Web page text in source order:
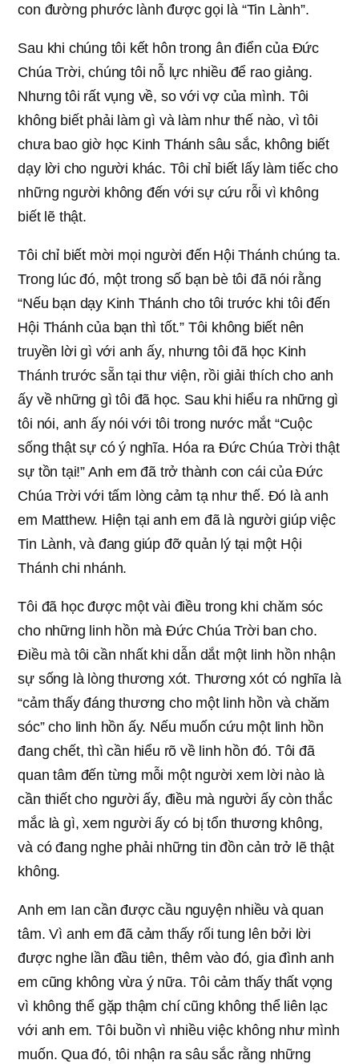
con đường phước lành được gọi là “Tin Lành”.
Sau khi chúng tôi kết hôn trong ân điển của Đức
Chúa Trời, chúng tôi nỗ lực nhiều để rao giảng.
Nhưng tôi rất vụng về, so với vợ của mình. Tôi
không biết phải làm gì và làm như thế nào, vì tôi
chưa bao giờ học Kinh Thánh sâu sắc, không biết
dạy lời cho người khác. Tôi chỉ biết lấy làm tiếc cho
những người không đến với sự cứu rỗi vì không
biết lẽ thật.
Tôi chỉ biết mời mọi người đến Hội Thánh chúng ta.
Trong lúc đó, một trong số bạn bè tôi đã nói rằng
“Nếu bạn dạy Kinh Thánh cho tôi trước khi tôi đến
Hội Thánh của bạn thì tốt.” Tôi không biết nên
truyền lời gì với anh ấy, nhưng tôi đã học Kinh
Thánh trước sẵn tại thư viện, rồi giải thích cho anh
ấy về những gì tôi đã học. Sau khi hiểu ra những gì
tôi nói, anh ấy nói với tôi trong nước mắt “Cuộc
sống thật sự có ý nghĩa. Hóa ra Đức Chúa Trời thật
sự tồn tại!” Anh em đã trở thành con cái của Đức
Chúa Trời với tấm lòng cảm tạ như thế. Đó là anh
em Matthew. Hiện tại anh em đã là người giúp việc
Tin Lành, và đang giúp đỡ quản lý tại một Hội
Thánh chi nhánh.
Tôi đã học được một vài điều trong khi chăm sóc
cho những linh hồn mà Đức Chúa Trời ban cho.
Điều mà tôi cần nhất khi dẫn dắt một linh hồn nhận
sự sống là lòng thương xót. Thương xót có nghĩa là
“cảm thấy đáng thương cho một linh hồn và chăm
sóc” cho linh hồn ấy. Nếu muốn cứu một linh hồn
đang chết, thì cần hiểu rõ về linh hồn đó. Tôi đã
quan tâm đến từng mỗi một người xem lời nào là
cần thiết cho người ấy, điều mà người ấy còn thắc
mắc là gì, xem người ấy có bị tổn thương không,
và có đang nghe phải những tin đồn cản trở lẽ thật
không.
Anh em Ian cần được cầu nguyện nhiều và quan
tâm. Vì anh em đã cảm thấy rối tung lên bởi lời
được nghe lần đầu tiên, thêm vào đó, gia đình anh
em cũng không vừa ý nữa. Tôi cảm thấy thất vọng
vì không thể gặp thậm chí cũng không thể liên lạc
với anh em. Tôi buồn vì nhiều việc không như mình
muốn. Qua đó, tôi nhận ra sâu sắc rằng những